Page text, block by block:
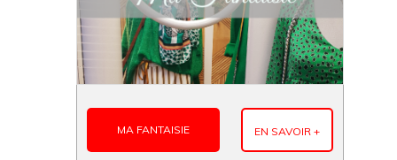
MA FANTAISIE EN SAVOIR +